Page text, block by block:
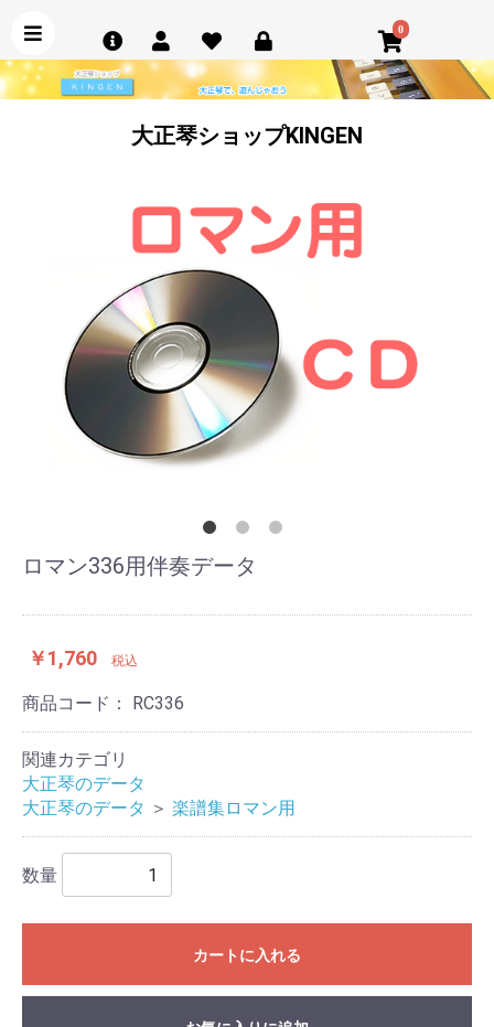
0
大正琴ショップKINGEN
ロマン336用伴奏データ
￥1,760 税込
商品コード： RC336
関連カテゴリ
大正琴のデータ
大正琴のデータ ＞ 楽譜集ロマン用
数量
カートに入れる